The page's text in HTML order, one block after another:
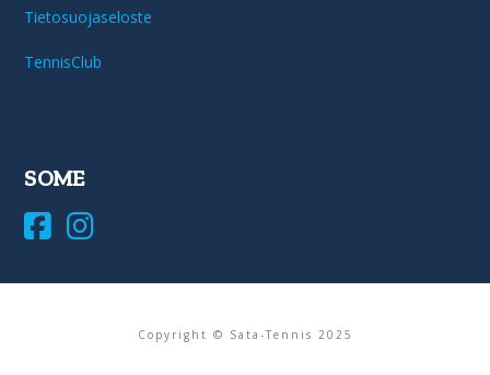
Tietosuojaseloste
TennisClub
SOME
Copyright © Sata-Tennis 2025